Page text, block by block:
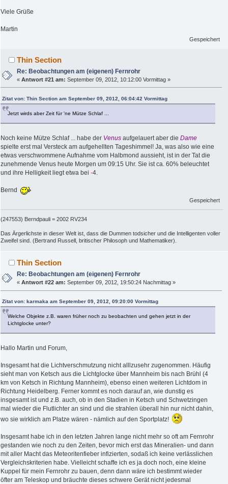
Viele Grüße
Martin
Gespeichert
Thin Section
Re: Beobachtungen am (eigenen) Fernrohr
«Antwort #21 am: September 09, 2012, 10:12:00 Vormittag »
Zitat von: Thin Section am September 09, 2012, 06:04:42 Vormittag
Jetzt wirds aber Zeit für 'ne Mütze Schlaf ...
Noch keine Mütze Schlaf ... habe der Venus aufgelauert aber die Dame
spielte erst mal Versteck am aufgehellten Tageshimmel! Ja, was also wie eine
etwas verschwommene Aufnahme vom Halbmond aussieht, ist in der Tat die
zunehmende Venus heute Morgen um 09:15 Uhr. Sie ist ca. 60% beleuchtet
und ihre Helligkeit liegt etwa bei -4.
Bernd
Gespeichert
(247553) Berndpauli = 2002 RV234
Das Ärgerlichste in dieser Welt ist, dass die Dummen todsicher und die Intelligenten voller
Zweifel sind. (Bertrand Russell, britischer Philosoph und Mathematiker).
Thin Section
Re: Beobachtungen am (eigenen) Fernrohr
«Antwort #22 am: September 09, 2012, 19:50:24 Nachmittag »
Zitat von: karmaka am September 09, 2012, 09:20:00 Vormittag
Welche Objekte z.B. waren früher noch zu beobachten und gehen jetzt in der
Lichtglocke unter?
Hallo Martin und Forum,
Insgesamt hat die Lichtverschmutzung nicht alllzusehr zugenommen. Häufig
sieht man von Ketsch aus die Lichtglocke über Mannheim bis nach Brühl (4
km von Ketsch in Richtung Mannheim), ebenso einen weiteren Lichtdom in
Richtung Heidelberg. Ferner kommt es noch darauf an, wie dunstig es
insgesamt ist und z.B. auch, ob in den Stadien in Ketsch und Schwetzingen
mal wieder die Flutlichter an sind und die strahlen überall hin nur nicht dahin,
wo sie wirklich am Platze wären - nämlich auf den Sportplatz!
Insgesamt habe ich in den letzten Jahren lange nicht mehr so oft am Fernrohr
gestanden wie noch zu den Zeiten, bevor mich erst das Mineralien- und dann
mit aller Macht das Meteoritenfieber infizierten, sodaß ich keine verlässlichen
Vergleichskriterien habe. Vielleicht schaffe ich es ja doch noch, eine kleine
Kuppel für mein Fernrohr zu bauen, denn dann wäre ich bestimmt wieder
öfter am Teleskop und bräuchte dieses schwere Gerät nicht jedesmal